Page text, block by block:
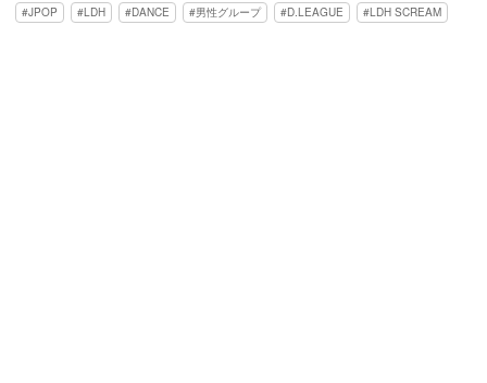
JPOP LDH DANCE 男性グループ D.LEAGUE LDH SCREAM